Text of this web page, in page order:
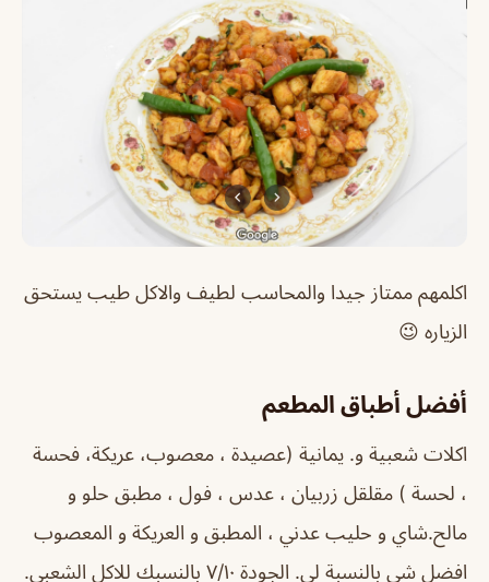
اكلمهم ممتاز جيدا والمحاسب لطيف والاكل طيب يستحق
الزياره 😉
أفضل أطباق المطعم
اكلات شعبية و. يمانية (عصيدة ، معصوب، عريكة، فحسة
، لحسة ) مقلقل زربيان ، عدس ، فول ، مطبق حلو و
مالح.شاي و حليب عدني ، المطبق و العريكة و المعصوب
افضل شي بالنسبة لي. الجودة ٧/١٠ بالنسبك للاكل الشعبي.